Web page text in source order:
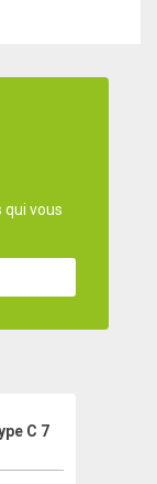
qui vous
C 7